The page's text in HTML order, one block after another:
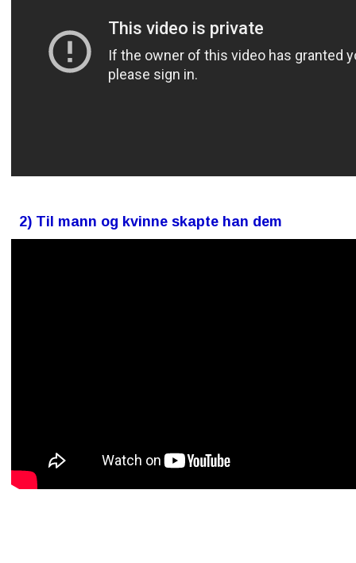
2) Til mann og kvinne skapte han dem